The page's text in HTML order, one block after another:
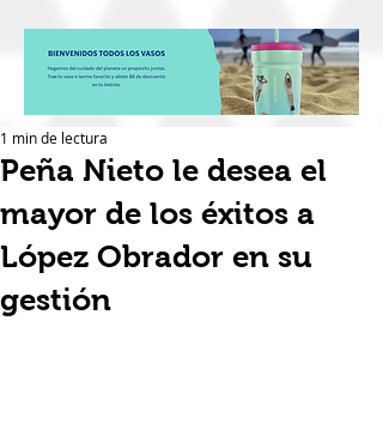
Peña Nieto le desea el
mayor de los éxitos a
López Obrador en su
gestión
1 min de lectura